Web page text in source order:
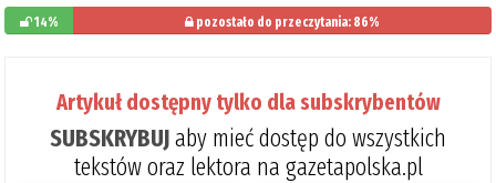
14% pozostało do przeczytania: 86%
Artykuł dostępny tylko dla subskrybentów
SUBSKRYBUJaby mieć dostęp do wszystkich
tekstów oraz lektora na gazetapolska.pl